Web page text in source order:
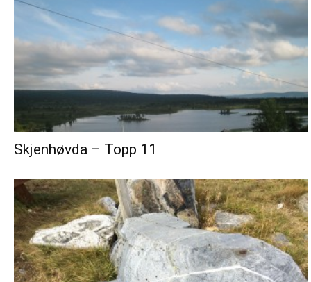
Skjenhøvda – Topp 11